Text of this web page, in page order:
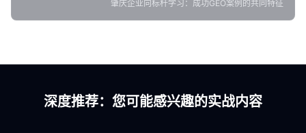
肇庆企业向标杆学习：成功GEO案例的共同特征
深度推荐：您可能感兴趣的实战内容